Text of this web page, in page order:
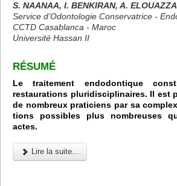
S. NAANAA, I. BENKIRAN, A.
Service d’Odontologie Conservatrice -
CCTD Casablanca - Maroc
Université Hassan II
RÉSUMÉ
Le traitement endodontique
restaurations pluridisciplinaires. Il est
de nombreux praticiens par sa
tions possibles plus nombreuses
actes.
Lire la suite...